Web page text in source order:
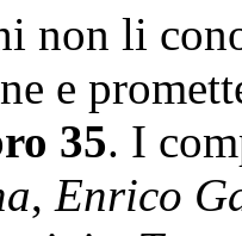
non li
e
35. I
, Enrico